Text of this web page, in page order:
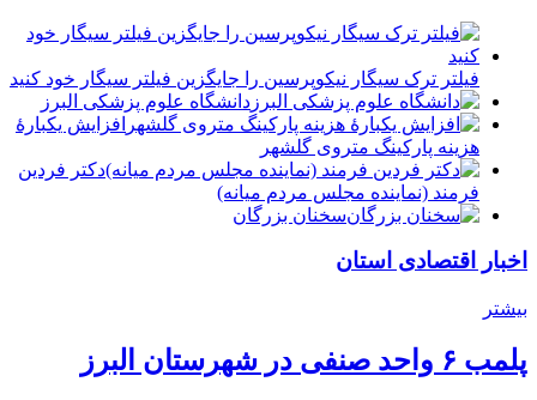
فیلتر ترک سیگار نیکوپرسین را جایگزین فیلتر سیگار خود کنید
دانشگاه علوم پزشکی البرز
افزایش یکبارۀ
هزینه پارکینگ متروی گلشهر
دكتر فردين
فرمند (نماينده مجلس مردم میانه)
سخنان بزرگان
اخبار اقتصادی استان
بیشتر
پلمب ۶ واحد صنفی در شهرستان البرز